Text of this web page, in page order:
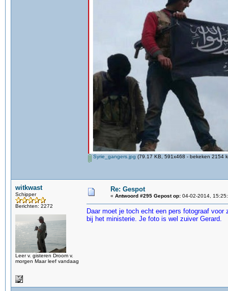
Syrie_gangers.jpg (79.17 KB, 591x468 - bekeken 2154
witkwast
Schipper
Berichten: 2272
Leer v. gisteren Droom v.
morgen Maar leef vandaag
Re: Gespot
« Antwoord #295 Gepost op: 04-02-2014,
Daar moet je toch echt een pers fotograaf
bij het ministerie. Je foto is wel zuiver Gerard.